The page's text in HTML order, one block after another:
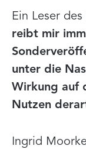
Ein Leser
reibt mir
unter die
Wirkung auf
Nutzen
Ingrid